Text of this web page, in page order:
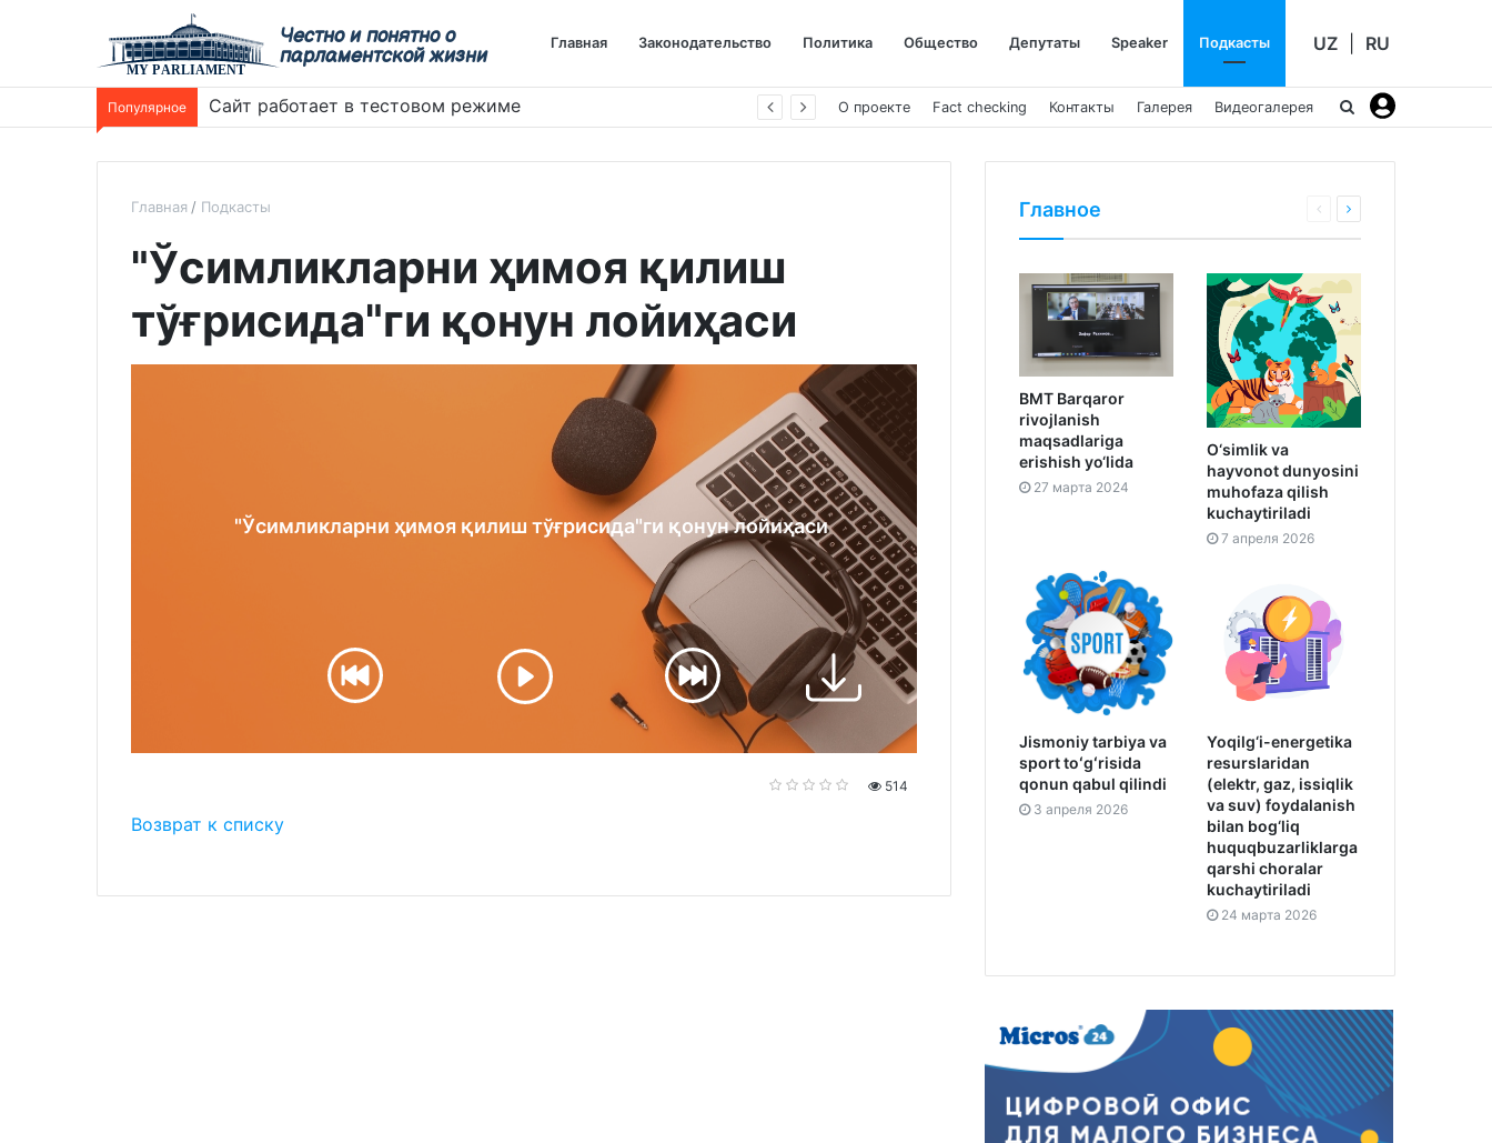
Честно и понятно о
парламентской жизни
UZ RU
Главная Законодательство Политика Общество Депутаты Speaker Подкасты
Популярное Сайт работает в тестовом режиме О проекте Fact checking Контакты Галерея Видеогалерея
Главная Подкасты
"Ўсимликларни ҳимоя қилиш
тўғрисида"ги қонун лойиҳаси
"Ўсимликларни ҳимоя қилиш тўғрисида"ги қонун лойиҳаси
514
Возврат к списку
Главное
BMT Barqaror
rivojlanish
maqsadlariga
erishish yo‘lida
27 марта 2024
O‘simlik va
hayvonot dunyosini
muhofaza qilish
kuchaytiriladi
7 апреля 2026
Jismoniy tarbiya va
sport toʻgʻrisida
qonun qabul qilindi
3 апреля 2026
Yoqilg‘i-energetika
resurslaridan
(elektr, gaz, issiqlik
va suv) foydalanish
bilan bog‘liq
huquqbuzarliklarga
qarshi choralar
kuchaytiriladi
24 марта 2026